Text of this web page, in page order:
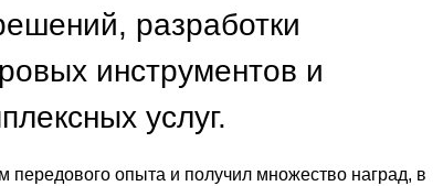
разработки
инструментов и
услуг.
передового опыта и получил множество наград, в